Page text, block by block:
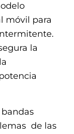
móvil para
la
de las